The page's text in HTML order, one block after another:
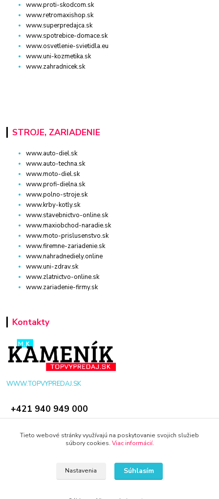
www.proti-skodcom.sk
www.retromaxishop.sk
www.superpredajca.sk
www.spotrebice-domace.sk
www.osvetlenie-svietidla.eu
www.uni-kozmetika.sk
www.zahradnicek.sk
STROJE, ZARIADENIE
www.auto-diel.sk
www.auto-techna.sk
www.moto-diel.sk
www.profi-dielna.sk
www.polno-stroje.sk
www.krby-kotly.sk
www.stavebnictvo-online.sk
www.maxiobchod-naradie.sk
www.moto-prislusenstvo.sk
www.firemne-zariadenie.sk
www.nahradnediely.online
www.uni-zdrav.sk
www.zlatnictvo-online.sk
www.zariadenie-firmy.sk
Kontakty
WWW.TOPVYPREDAJ.SK
+421 940 949 000
Tieto webové stránky využívajú na poskytovanie svojich služieb
súbory cookies. Viac informácií.
Nastavenia Súhlasím